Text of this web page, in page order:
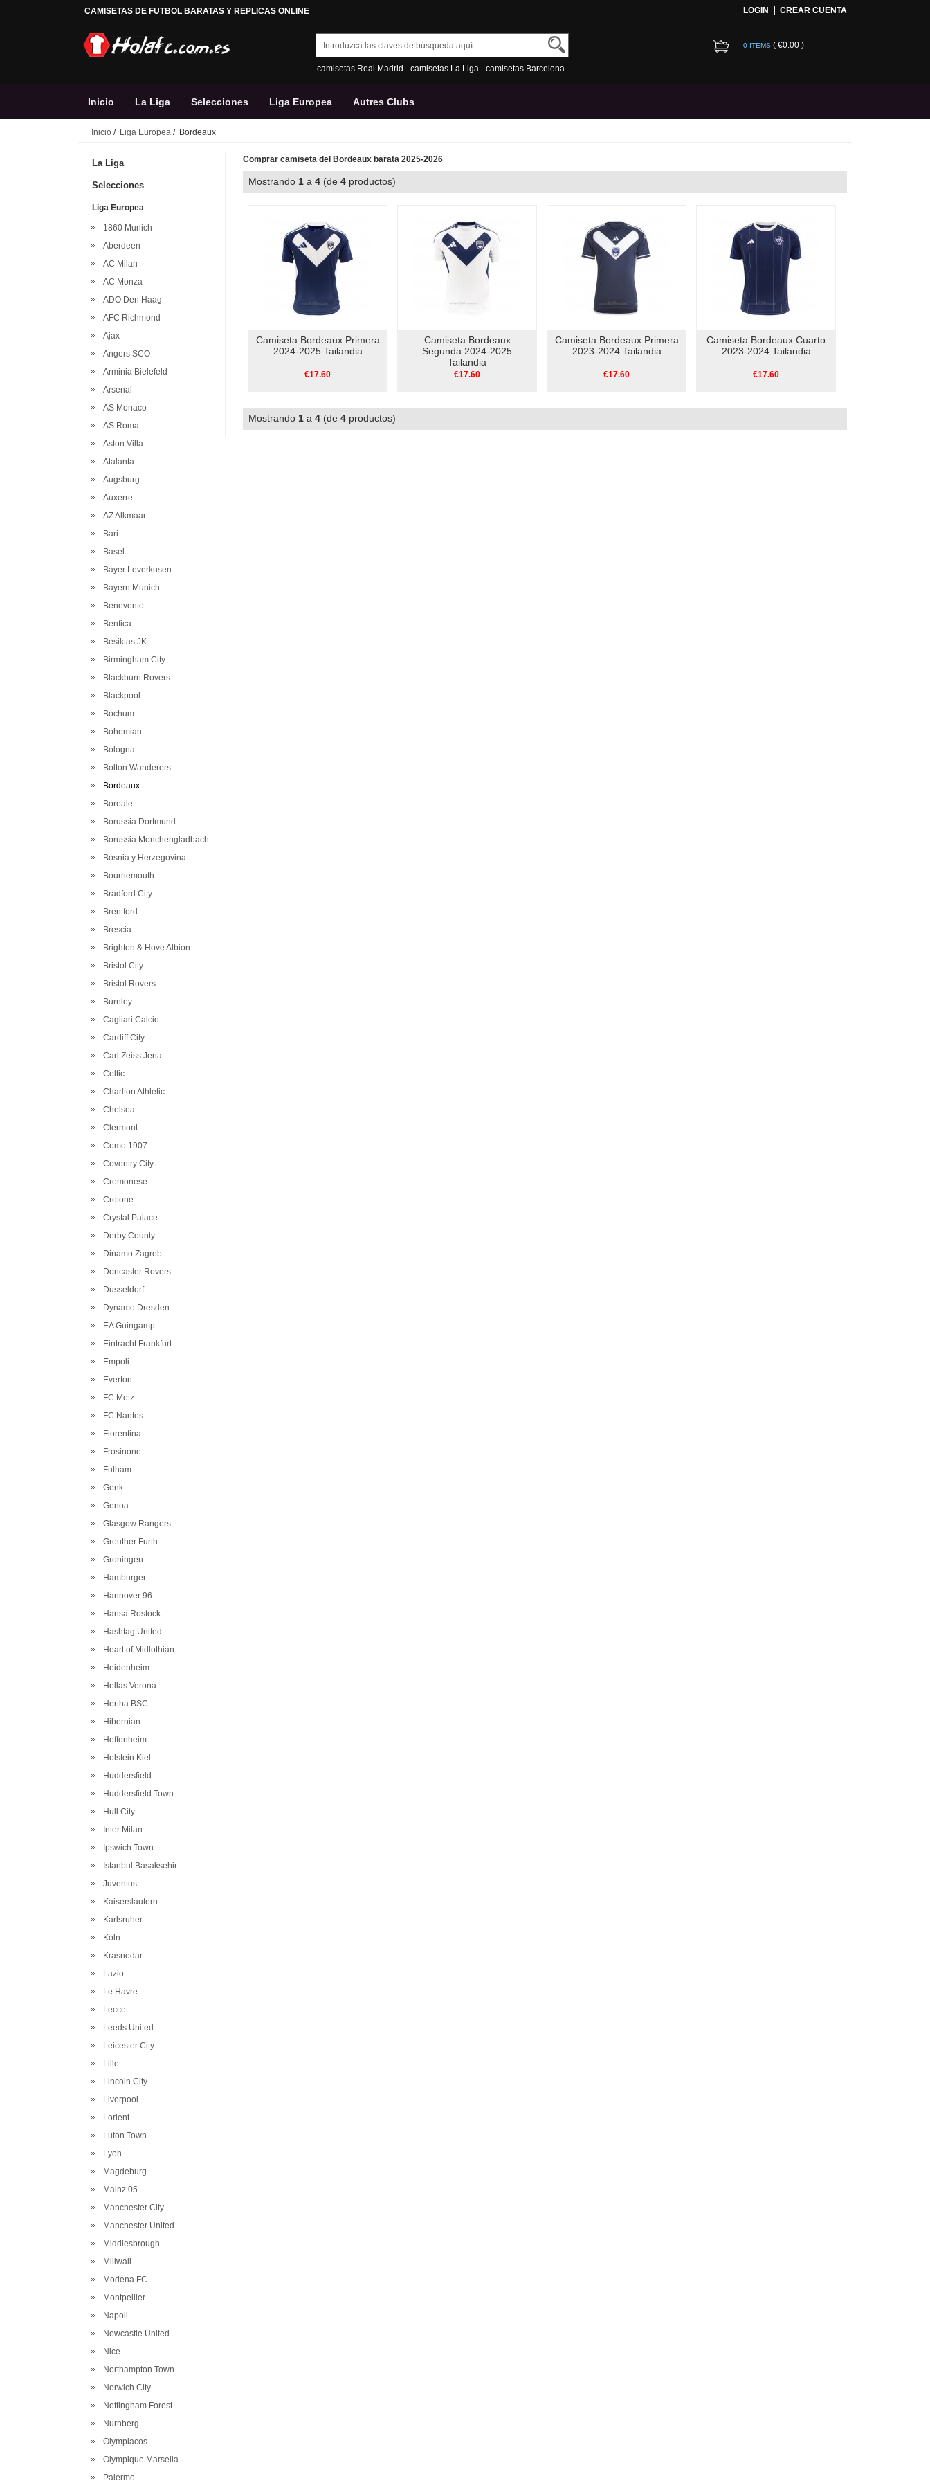
CAMISETAS DE FUTBOL BARATAS Y REPLICAS ONLINE LOGIN CREAR CUENTA
camisetas Real Madrid camisetas La Liga camisetas Barcelona
0 ITEMS ( €0.00 )
Inicio La Liga Selecciones Liga Europea Autres Clubs
Inicio / Liga Europea / Bordeaux
La Liga
Selecciones
Liga Europea
1860 Munich
Aberdeen
AC Milan
AC Monza
ADO Den Haag
AFC Richmond
Ajax
Angers SCO
Arminia Bielefeld
Arsenal
AS Monaco
AS Roma
Aston Villa
Atalanta
Augsburg
Auxerre
AZ Alkmaar
Bari
Basel
Bayer Leverkusen
Bayern Munich
Benevento
Benfica
Besiktas JK
Birmingham City
Blackburn Rovers
Blackpool
Bochum
Bohemian
Bologna
Bolton Wanderers
Bordeaux
Boreale
Borussia Dortmund
Borussia Monchengladbach
Bosnia y Herzegovina
Bournemouth
Bradford City
Brentford
Brescia
Brighton & Hove Albion
Bristol City
Bristol Rovers
Burnley
Cagliari Calcio
Cardiff City
Carl Zeiss Jena
Celtic
Charlton Athletic
Chelsea
Clermont
Como 1907
Coventry City
Cremonese
Crotone
Crystal Palace
Derby County
Dinamo Zagreb
Doncaster Rovers
Dusseldorf
Dynamo Dresden
EA Guingamp
Eintracht Frankfurt
Empoli
Everton
FC Metz
FC Nantes
Fiorentina
Frosinone
Fulham
Genk
Genoa
Glasgow Rangers
Greuther Furth
Groningen
Hamburger
Hannover 96
Hansa Rostock
Hashtag United
Heart of Midlothian
Heidenheim
Hellas Verona
Hertha BSC
Hibernian
Hoffenheim
Holstein Kiel
Huddersfield
Huddersfield Town
Hull City
Inter Milan
Ipswich Town
Istanbul Basaksehir
Juventus
Kaiserslautern
Karlsruher
Koln
Krasnodar
Lazio
Le Havre
Lecce
Leeds United
Leicester City
Lille
Lincoln City
Liverpool
Lorient
Luton Town
Lyon
Magdeburg
Mainz 05
Manchester City
Manchester United
Middlesbrough
Millwall
Modena FC
Montpellier
Napoli
Newcastle United
Nice
Northampton Town
Norwich City
Nottingham Forest
Nurnberg
Olympiacos
Olympique Marsella
Palermo
Comprar camiseta del Bordeaux barata 2025-2026
Mostrando 1 a 4 (de 4 productos)
Camiseta Bordeaux Primera
2024-2025 Tailandia
€17.60
Camiseta Bordeaux
Segunda 2024-2025
Tailandia
€17.60
Camiseta Bordeaux Primera
2023-2024 Tailandia
€17.60
Camiseta Bordeaux Cuarto
2023-2024 Tailandia
€17.60
Mostrando 1 a 4 (de 4 productos)